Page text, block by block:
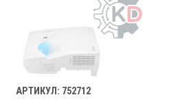
АРТИКУЛ: 752712